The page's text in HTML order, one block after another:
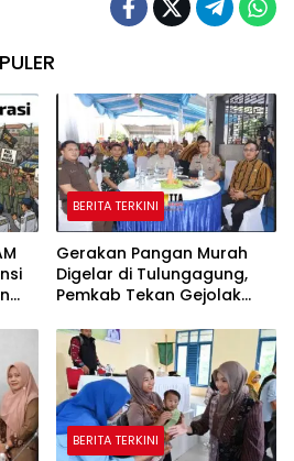
BERITA TERKINI
Gerakan Pangan Murah
Digelar di Tulungagung,
Pemkab Tekan Gejolak
Warga
BERITA TERKINI